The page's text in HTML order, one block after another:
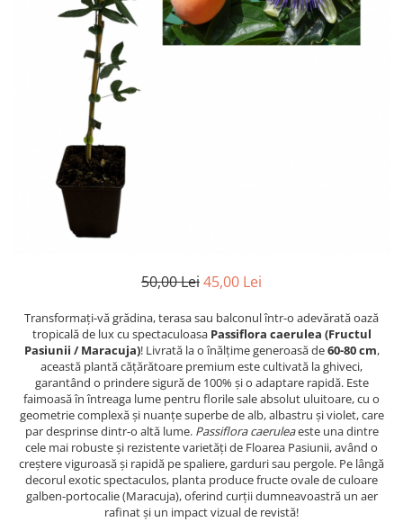
50,00 Lei45,00 Lei
Transformați-vă grădina, terasa sau balconul într-o adevărată oază
tropicală de lux cu spectaculoasa Passiflora caerulea (Fructul
Pasiunii / Maracuja)! Livrată la o înălțime generoasă de60-80 cm,
această plantă cățărătoare premium este cultivată la ghiveci,
garantând o prindere sigură de 100% și o adaptare rapidă. Este
faimoasă în întreaga lume pentru florile sale absolut uluitoare, cu o
geometrie complexă și nuanțe superbe de alb, albastru și violet, care
par desprinse dintr-o altă lume. Passiflora caeruleaeste una dintre
cele mai robuste și rezistente varietăți de Floarea Pasiunii, având o
creștere viguroasă și rapidă pe spaliere, garduri sau pergole. Pe lângă
decorul exotic spectaculos, planta produce fructe ovale de culoare
galben-portocalie (Maracuja), oferind curții dumneavoastră un aer
rafinat și un impact vizual de revistă!